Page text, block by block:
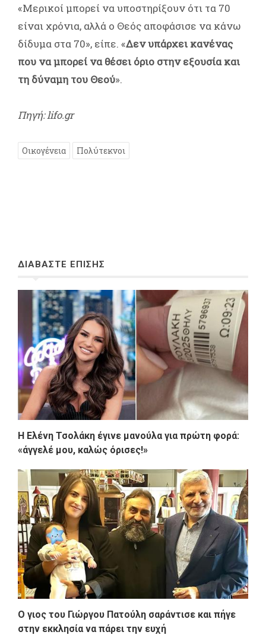
«Μερικοί μπορεί να υποστηρίξουν ότι τα 70
είναι χρόνια, αλλά ο Θεός αποφάσισε να κάνω
δίδυμα στα 70», είπε. «Δεν υπάρχει κανένας
που να μπορεί να θέσει όριο στην εξουσία και
τη δύναμη του Θεού».
Πηγή: lifo.gr
Οικογένεια Πολύτεκνοι
ΔΙΑΒΑΣΤΕ ΕΠΙΣΗΣ
Η Ελένη Τσολάκη έγινε μανούλα για πρώτη φορά:
«άγγελέ μου, καλώς όρισες!»
Ο γιος του Γιώργου Πατούλη σαράντισε και πήγε
στην εκκλησία να πάρει την ευχή